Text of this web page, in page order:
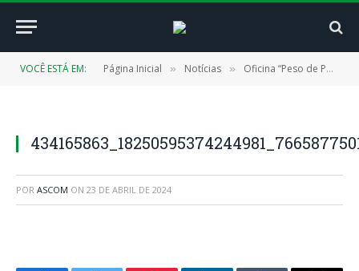
VOCÊ ESTÁ EM: Página Inicial » Notícias » Oficina “Peso de Porta” ensina a produzir arte e proporciona geração de renda
POR ASCOM ON 23 DE ABRIL DE 2024